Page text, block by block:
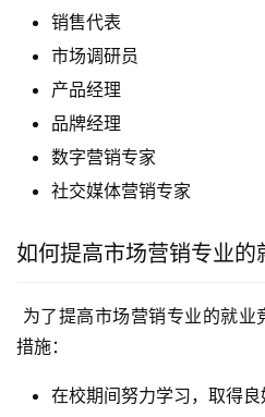
销售代表
市场调研员
产品经理
品牌经理
数字营销专家
社交媒体营销专家
如何提高市场营销专业的
措施：
在校期间努力学习，取得良